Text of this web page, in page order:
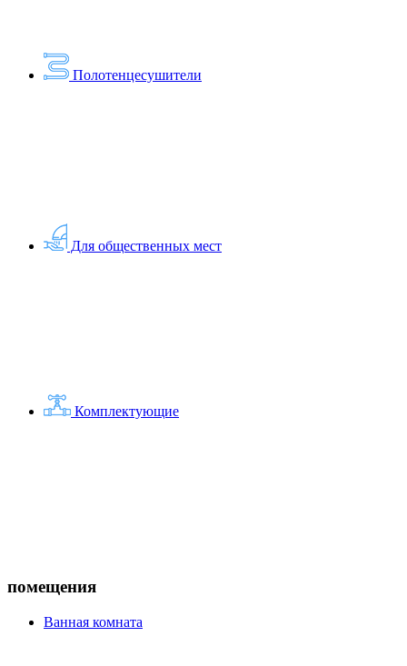
Полотенцесушители
Для общественных мест
Комплектующие
помещения
Ванная комната